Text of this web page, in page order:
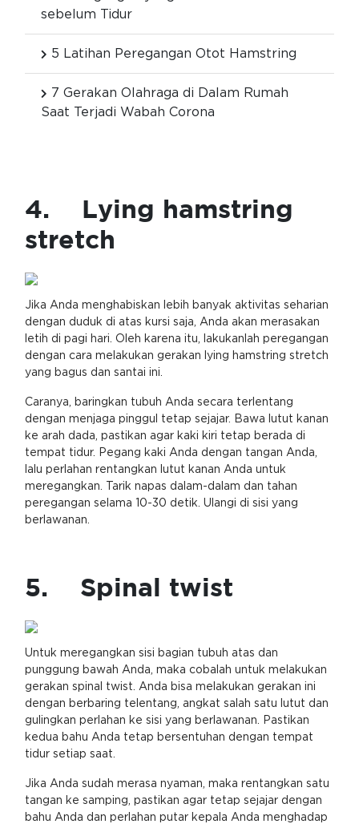
sebelum Tidur
5 Latihan Peregangan Otot Hamstring
7 Gerakan Olahraga di Dalam Rumah
Saat Terjadi Wabah Corona
4. Lying hamstring
stretch
Jika Anda menghabiskan lebih banyak aktivitas seharian
dengan duduk di atas kursi saja, Anda akan merasakan
letih di pagi hari. Oleh karena itu, lakukanlah peregangan
dengan cara melakukan gerakan lying hamstring stretch
yang bagus dan santai ini.
Caranya, baringkan tubuh Anda secara terlentang
dengan menjaga pinggul tetap sejajar. Bawa lutut kanan
ke arah dada, pastikan agar kaki kiri tetap berada di
tempat tidur. Pegang kaki Anda dengan tangan Anda,
lalu perlahan rentangkan lutut kanan Anda untuk
meregangkan. Tarik napas dalam-dalam dan tahan
peregangan selama 10-30 detik. Ulangi di sisi yang
berlawanan.
5. Spinal twist
Untuk meregangkan sisi bagian tubuh atas dan
punggung bawah Anda, maka cobalah untuk melakukan
gerakan spinal twist. Anda bisa melakukan gerakan ini
dengan berbaring telentang, angkat salah satu lutut dan
gulingkan perlahan ke sisi yang berlawanan. Pastikan
kedua bahu Anda tetap bersentuhan dengan tempat
tidur setiap saat.
Jika Anda sudah merasa nyaman, maka rentangkan satu
tangan ke samping, pastikan agar tetap sejajar dengan
bahu Anda dan perlahan putar kepala Anda menghadap